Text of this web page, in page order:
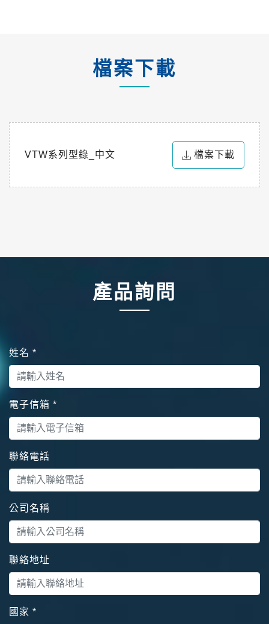
檔案下載
VTW系列型錄_中文 檔案下載
產品詢問
姓名 *
電子信箱 *
聯絡電話
公司名稱
聯絡地址
國家 *